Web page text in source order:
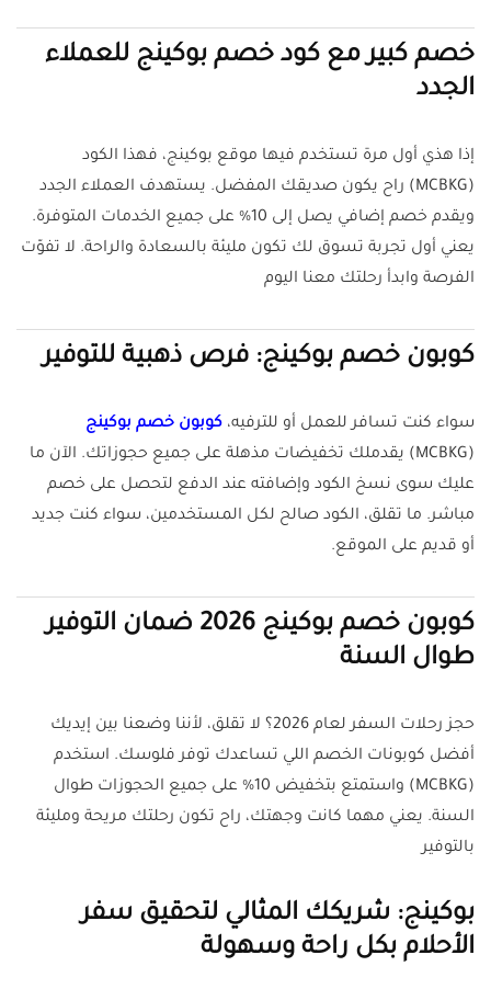
خصم كبير مع كود خصم بوكينج للعملاء
الجدد
إذا هذي أول مرة تستخدم فيها موقع بوكينج، فهذا الكود
(MCBKG) راح يكون صديقك المفضل. يستهدف العملاء الجدد
ويقدم خصم إضافي يصل إلى 10% على جميع الخدمات المتوفرة.
يعني أول تجربة تسوق لك تكون مليئة بالسعادة والراحة. لا تفوّت
الفرصة وابدأ رحلتك معنا اليوم
كوبون خصم بوكينج: فرص ذهبية للتوفير
سواء كنت تسافر للعمل أو للترفيه، كوبون خصم بوكينج
(MCBKG) يقدملك تخفيضات مذهلة على جميع حجوزاتك. الآن ما
عليك سوى نسخ الكود وإضافته عند الدفع لتحصل على خصم
مباشر. ما تقلق، الكود صالح لكل المستخدمين، سواء كنت جديد
أو قديم على الموقع.
كوبون خصم بوكينج 2026 ضمان التوفير
طوال السنة
حجز رحلات السفر لعام 2026؟ لا تقلق، لأننا وضعنا بين إيديك
أفضل كوبونات الخصم اللي تساعدك توفر فلوسك. استخدم
(MCBKG) واستمتع بتخفيض 10% على جميع الحجوزات طوال
السنة. يعني مهما كانت وجهتك، راح تكون رحلتك مريحة ومليئة
بالتوفير
بوكينج: شريكك المثالي لتحقيق سفر
الأحلام بكل راحة وسهولة